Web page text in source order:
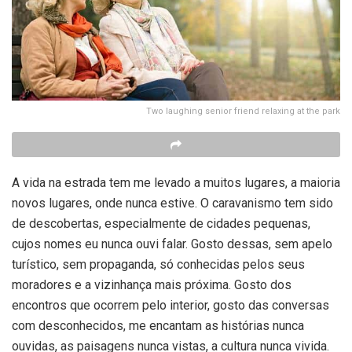
Two laughing senior friend relaxing at the park
A vida na estrada tem me levado a muitos lugares, a maioria
novos lugares, onde nunca estive. O caravanismo tem sido
de descobertas, especialmente de cidades pequenas,
cujos nomes eu nunca ouvi falar. Gosto dessas, sem apelo
turístico, sem propaganda, só conhecidas pelos seus
moradores e a vizinhança mais próxima. Gosto dos
encontros que ocorrem pelo interior, gosto das conversas
com desconhecidos, me encantam as histórias nunca
ouvidas, as paisagens nunca vistas, a cultura nunca vivida.